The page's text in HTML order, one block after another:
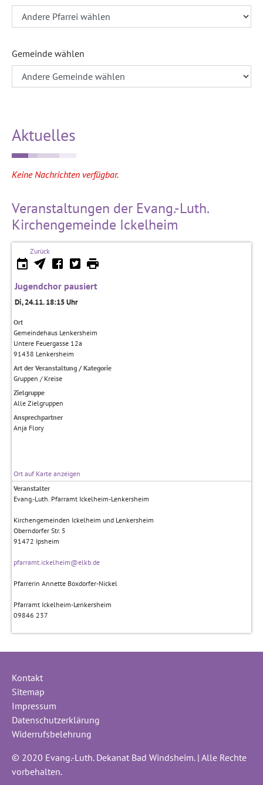
Gemeinde wählen
Aktuelles
Keine Nachrichten verfügbar.
Veranstaltungen der Evang.-Luth.
Kirchengemeinde Ickelheim
Zurück
Jugendchor pausiert
Di, 24.11. 18:15 Uhr
Ort
Gemeindehaus Lenkersheim
Untere Feuergasse 12a
91438 Lenkersheim
Art der Veranstaltung / Kategorie
Gruppen / Kreise
Zielgruppe
Alle Zielgruppen
Ansprechpartner
Anja Flory
Ort auf Karte anzeigen
Veranstalter
Evang.-Luth. Pfarramt Ickelheim-Lenkersheim
Kirchengemeinden Ickelheim und Lenkersheim
Oberndorfer Str. 5
91472 Ipsheim
pfarramt.ickelheim@elkb.de
Pfarrerin Annette Boxdorfer-Nickel
Pfarramt Ickelheim-Lenkersheim
09846 237
Kontakt
Sitemap
Impressum
Datenschutzerklärung
Widerrufsbelehrung
© 2020 Evang.-Luth. Dekanat Bad Windsheim. | Alle Rechte
vorbehalten.